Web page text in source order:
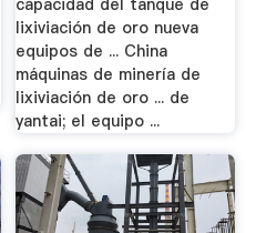
lixiviación de oro nueva
equipos de ... China
máquinas de minería de
lixiviación de oro ... de
yantai; el equipo ...